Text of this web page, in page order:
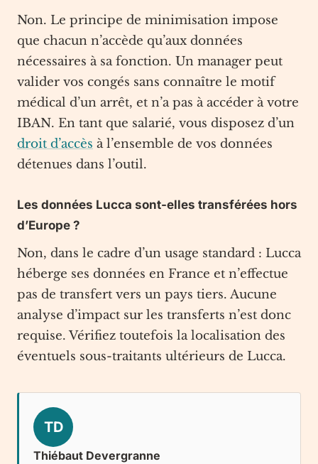
Non. Le principe de minimisation impose
que chacun n’accède qu’aux données
nécessaires à sa fonction. Un manager peut
valider vos congés sans connaître le motif
médical d’un arrêt, et n’a pas à accéder à votre
IBAN. En tant que salarié, vous disposez d’un
droit d’accès à l’ensemble de vos données
détenues dans l’outil.
Les données Lucca sont-elles transférées hors
d’Europe ?
Non, dans le cadre d’un usage standard : Lucca
héberge ses données en France et n’effectue
pas de transfert vers un pays tiers. Aucune
analyse d’impact sur les transferts n’est donc
requise. Vérifiez toutefois la localisation des
éventuels sous-traitants ultérieurs de Lucca.
TD
Thiébaut Devergranne